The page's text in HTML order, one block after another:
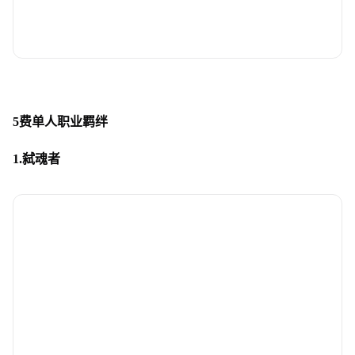
5费单人职业羁绊
1.弑魂者